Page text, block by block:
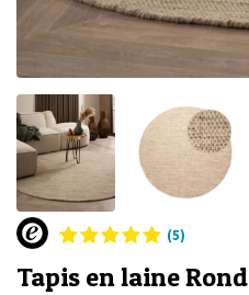
(5)
Tapis en laine